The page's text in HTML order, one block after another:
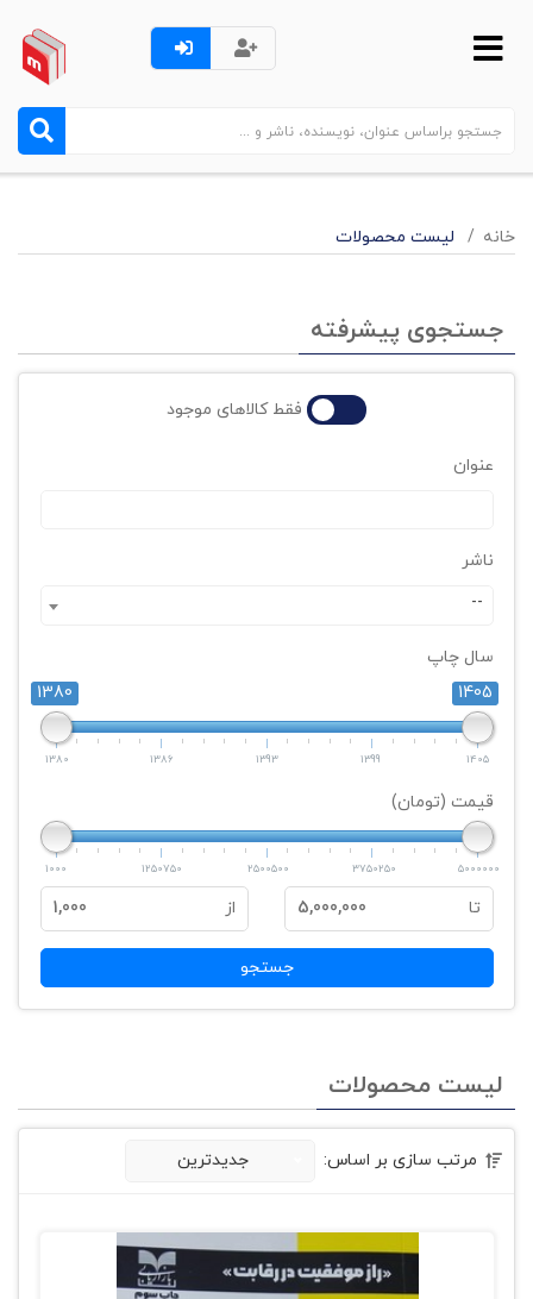
خانه لیست محصولات
جستجوی پیشرفته
فقط کالاهای موجود
عنوان
ناشر
--
سال چاپ
1380
1405
1380 1386 1393 1399 1405
قیمت (تومان)
1000 1250750 2500500 3750250 5000000
تا 5,000,000 از 1,000
جستجو
لیست محصولات
مرتب سازی بر اساس: جدیدترین